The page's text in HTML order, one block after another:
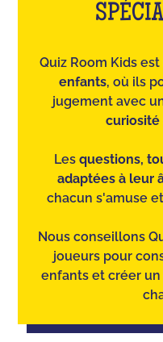
Quiz Room Kids
enfants, où ils
jugement avec
curiosité
Les questions,
adaptées à leur
chacun s'amuse
Nous conseillons
joueurs pour
enfants et créer